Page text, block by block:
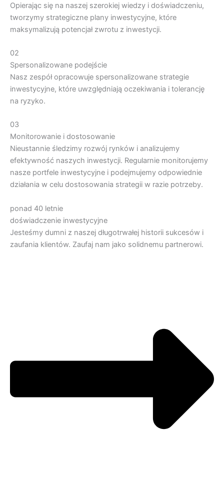
Opierając się na naszej szerokiej wiedzy i doświadczeniu,
tworzymy strategiczne plany inwestycyjne, które
maksymalizują potencjał zwrotu z inwestycji.
02
Spersonalizowane podejście
Nasz zespół opracowuje spersonalizowane strategie
inwestycyjne, które uwzględniają oczekiwania i tolerancję
na ryzyko.
03
Monitorowanie i dostosowanie
Nieustannie śledzimy rozwój rynków i analizujemy
efektywność naszych inwestycji. Regularnie monitorujemy
nasze portfele inwestycyjne i podejmujemy odpowiednie
działania w celu dostosowania strategii w razie potrzeby.
ponad 40 letnie
doświadczenie inwestycyjne
Jesteśmy dumni z naszej długotrwałej historii sukcesów i
zaufania klientów. Zaufaj nam jako solidnemu partnerowi.